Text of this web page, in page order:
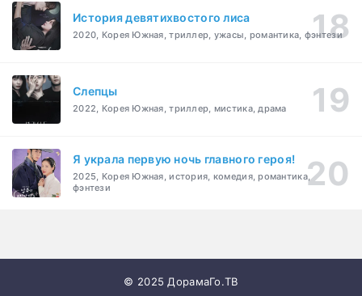
История девятихвостого лиса
2020, Корея Южная, триллер, ужасы, романтика, фэнтези
Слепцы
2022, Корея Южная, триллер, мистика, драма
Я украла первую ночь главного героя!
2025, Корея Южная, история, комедия, романтика,
фэнтези
© 2025 ДорамаГо.ТВ